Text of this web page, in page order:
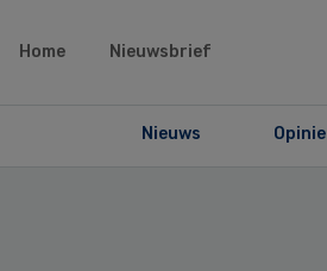
Home Nieuwsbrief
Nieuws Opinie